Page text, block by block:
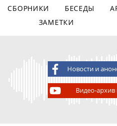
СБОРНИКИ БЕСЕДЫ
ЗАМЕТКИ
Новости и
Видео-архив